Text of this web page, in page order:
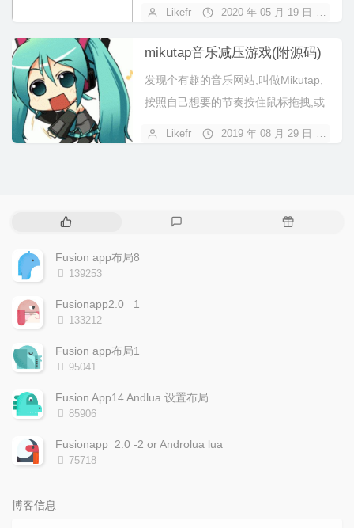
Likefr 2020 年 05 月 19 日
mikutap音乐减压游戏(附源码)
发现个有趣的音乐网站,叫做Mikutap,
按照自己想要的节奏按住鼠标拖拽,或
Likefr 2019 年 08 月 29 日
热
文
章
随
Fusion app布局8
浏
次
数:
139253
Fusionapp2.0 _1
浏
次
数:
133212
Fusion app布局1
浏
次
数:
95041
Fusion App14 Andlua 设置布局
浏
次
数:
85906
Fusionapp_2.0 -2 or Androlua lua
浏
75718
博客信息